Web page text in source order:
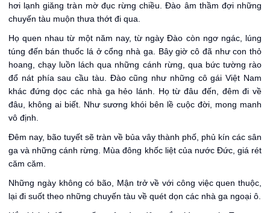
hơi lạnh giăng tràn mờ đục rừng chiều. Đào âm thầm đợi những
chuyến tàu muộn thưa thớt đi qua.
Họ quen nhau từ một năm nay, từ ngày Đào còn ngơ ngác, lúng
túng đến bán thuốc lá ở cổng nhà ga. Bây giờ cô đã như con thỏ
hoang, chạy luồn lách qua những cánh rừng, qua bức tường rào
đổ nát phía sau cầu tàu. Đào cũng như những cô gái Việt Nam
khác đứng dọc các nhà ga hẻo lánh. Họ từ đâu đến, đêm đi về
đâu, không ai biết. Như sương khói bên lề cuộc đời, mong manh
vô định.
Đêm nay, bão tuyết sẽ tràn về bủa vây thành phố, phủ kín các sân
ga và những cánh rừng. Mùa đông khốc liệt của nước Đức, giá rét
căm căm.
Những ngày không có bão, Mận trở về với công việc quen thuộc,
lại đi suốt theo những chuyến tàu về quét dọn các nhà ga ngoại ô.